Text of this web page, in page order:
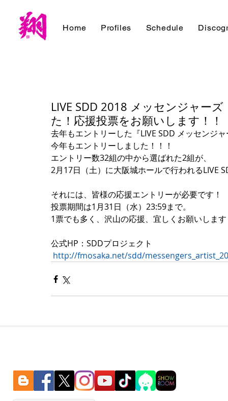
Home Profiles Schedule
LIVE SDD 2018 メッセンジャー
た！応援投票をお願いします！！
去年もエントリーした『LIVE SDD メッセンジ
今年もエントリーしました！！！
エントリー数32組の中から選ばれた2組が、
2月17日（土）に大阪城ホールで行われるLIVE
それには、皆様の応援エントリーが必要です！
投票期間は1月31日（水）23:59まで。
1票でも多く、沢山の応援、宜しくお願いしま
公式HP：SDDプロジェクト
http://fmosaka.net/sdd/